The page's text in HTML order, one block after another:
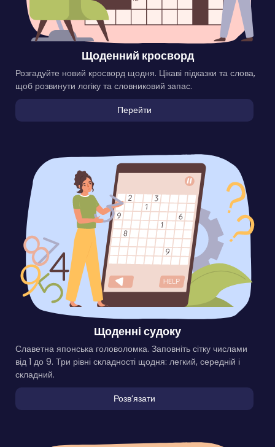
Щоденний кросворд
Розгадуйте новий кросворд щодня. Цікаві підказки та слова,
щоб розвинути логіку та словниковий запас.
Перейти
Щоденні судоку
Славетна японська головоломка. Заповніть сітку числами
від 1 до 9. Три рівні складності щодня: легкий, середній і
складний.
Розвʼязати